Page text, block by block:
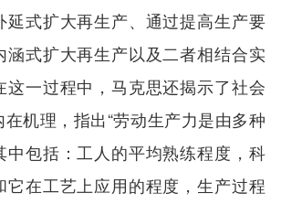
延式扩大再生产、通过提高生产要
涵式扩大再生产以及二者相结合实
这一过程中，马克思还揭示了社会
机理，指出“劳动生产力是由多种
中包括：工人的平均熟练程度，科
它在工艺上应用的程度，生产过程